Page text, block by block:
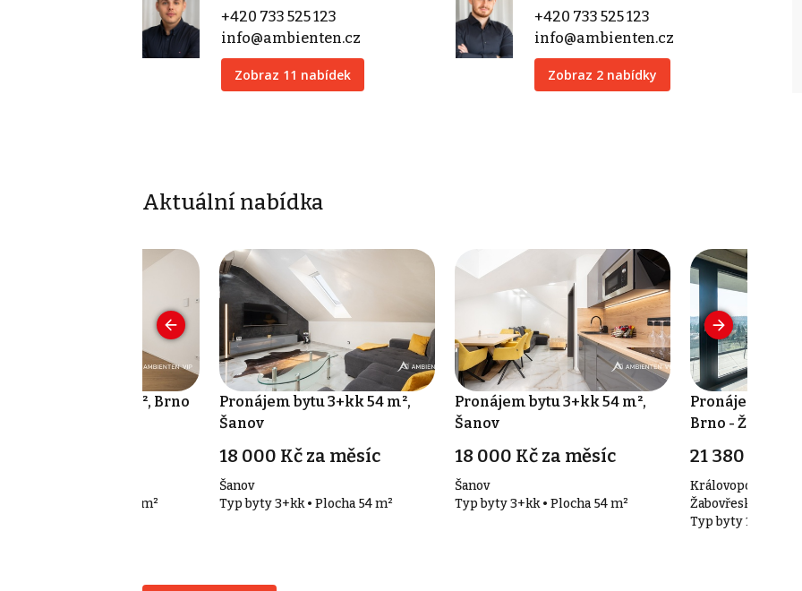
+420 733 525 123
info@ambienten.cz
Zobraz 11 nabídek
+420 733 525 123
info@ambienten.cz
Zobraz 2 nabídky
Aktuální nabídka
bytu 2+kk 74 m², Brno
byty 2+kk • Plocha 74 m²
Pronájem bytu 3+kk 54 m²,
Šanov
18 000 Kč za měsíc
Šanov
Typ byty 3+kk • Plocha 54 m²
Pronájem bytu 3+kk 54 m²,
Šanov
18 000 Kč za měsíc
Šanov
Typ byty 3+kk • Plocha 54 m²
Pronájem bytu
Brno -
21 380 Kč za
Královopolská,
Žabovřesky
Typ byty 1+kk •